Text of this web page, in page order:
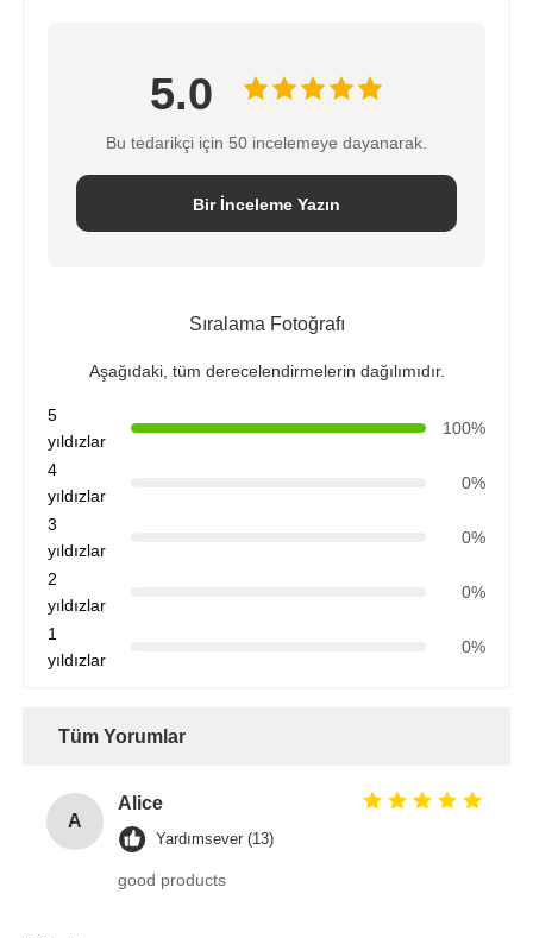
5.0
Bu tedarikçi için 50 incelemeye dayanarak.
Bir İnceleme Yazın
Sıralama Fotoğrafı
Aşağıdaki, tüm derecelendirmelerin dağılımıdır.
5
yıldızlar
100%
4
yıldızlar
0%
3
yıldızlar
0%
2
yıldızlar
0%
1
yıldızlar
0%
Tüm Yorumlar
A
Alice
Yardımsever (13)
good products